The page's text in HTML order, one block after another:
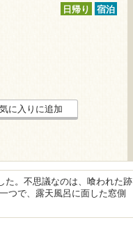
日帰り 宿泊
に入りに追加
た。不思議なのは、喰われた跡
つで、露天風呂に面した窓側